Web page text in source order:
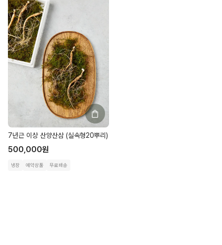
7년근 이상 산양산삼 (실속형20뿌리)
500,000원
냉장 예약상품 무료배송